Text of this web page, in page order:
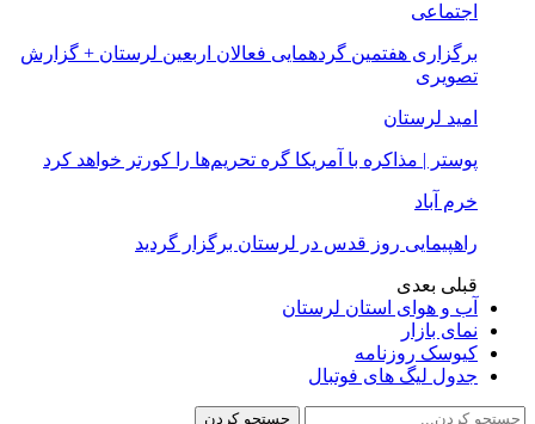
اجتماعی
برگزاری هفتمین گردهمایی فعالان اربعین لرستان + گزارش
تصویری
امید لرستان
پوستر | مذاکره با آمریکا گره تحریم‌ها را کورتر خواهد کرد
خرم آباد
راهپیمایی روز قدس در لرستان برگزار گردید
قبلی بعدی
آب و هوای استان لرستان
نمای بازار
کیوسک روزنامه
جدول لیگ های فوتبال